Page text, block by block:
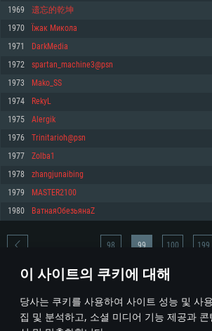
이 사이트의 쿠키에 대해
당사는 쿠키를 사용하여 사이트 성능 및 사
집 및 분석하고, 소셜 미디어 기능 제공과
프로세서: 2.2 GHz 듀얼코어 이상
메모리: 4GB
그래픽 카드: DirectX 11 이상을 지원하는 AMD
GeForce GT 660. 최소 사양 해상도: 720p
네트워크: 브로드밴드 인터넷
여유 저장 공간: 22.1 GB (최소 클라이언트)
권장 사양
570 혹은 그 이상
여유 저장 공간: 62.2 GB (전체 클라이언트)
프로세서: 최소 2.2 GHz의 Core i5 (Intel Xeon 은 지
메모리: 6 GB
그래픽 카드: Metal 을 지원하는 Intel Iris Pro 5200
능을 가지는 Mac 버전의 AMD/Nvidia. 최소 해상도:
네트워크: 브로드밴드 인터넷
여유 저장 공간: 22.1 GB (최소 클라이언트)
권장 사양
네트워크: 브로드밴드 인터넷
여유 저장 공간: 62.2 GB (전체 클라이언트)
프로세서: 2.4 GHz 듀얼코어
메모리: 4 GB
그래픽 카드: Vulkan 을 지원하고, 최신 그래픽 드라
660 (6개월 미만) 혹은 그와 동급의 성능을 가지며
원하는 AMD (6개월 미만; 최소사양 지원 해상도
네트워크: 브로드밴드 인터넷
여유 저장 공간: 22.1 GB (최소 클라이언트)
권장 사양
운영체제: Ubuntu 20.04 64bit
프로세서: Intel Core i7
메모리: 16 GB
그래픽 카드: Vulkan 을 지원하고, 최신 그래픽 드라
1060 (6개월 미만) 혹은 그와 동급의 성능을 가지며
지원하는 AMD RX 570 (6개월 미만; 최소사양 지원
여유 저장 공간: 62.2 GB (전체 클라이언트)
1969 遗忘的乾坤
1970 Їжак Микола
1971 DarkMedia
1972 spartan_machine3@psn
1973 Mako_SS
1974 RekyL
1975 Alergik
1976 Trinitarioh@psn
1977 Zolba1
1978 zhangjunaibing
1979 MASTER2100
1980 ВатнаяОбезьянаZ
* 순위표는 매일 1회 갱신됩니다
98 99 100 199